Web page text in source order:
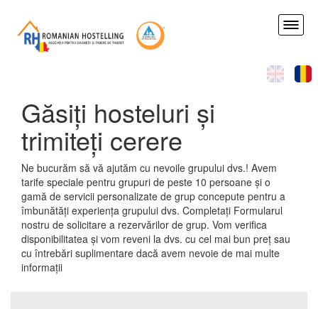
main
Găsiți hosteluri și
trimiteți cerere
Ne bucurăm să vă ajutăm cu nevoile grupului dvs.! Avem
tarife speciale pentru grupuri de peste 10 persoane și o
gamă de servicii personalizate de grup concepute pentru a
îmbunătăți experiența grupului dvs. Completați Formularul
nostru de solicitare a rezervărilor de grup. Vom verifica
disponibilitatea și vom reveni la dvs. cu cel mai bun preț sau
cu întrebări suplimentare dacă avem nevoie de mai multe
informații